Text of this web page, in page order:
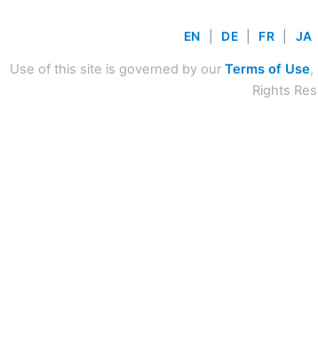
EN DE FR JA
Use of this site is governed by our Terms of Use,
Rights